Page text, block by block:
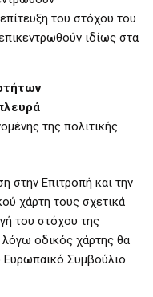
του στόχου του
ιδίως στα
της πολιτικής
στην Επιτροπή και την
χάρτη τους σχετικά
του στόχου της
λόγω οδικός χάρτης θα
Ευρωπαϊκό Συμβούλιο